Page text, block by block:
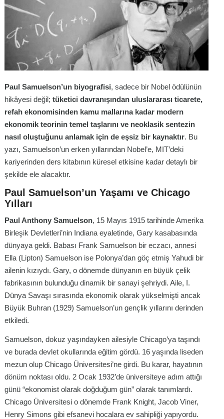
Paul Samuelson’un biyografisi, sadece bir Nobel ödülünün
hikâyesi değil; tüketici davranışından uluslararası ticarete,
refah ekonomisinden kamu mallarına kadar modern
ekonomik teorinin temel taşlarını ve neoklasik sentezin
nasıl oluştuğunu anlamak için de eşsiz bir kaynaktır. Bu
yazı, Samuelson’un erken yıllarından Nobel’e, MIT’deki
kariyerinden ders kitabının küresel etkisine kadar detaylı bir
şekilde ele alacaktır.
Paul Samuelson’un Yaşamı ve Chicago
Yılları
Paul Anthony Samuelson, 15 Mayıs 1915 tarihinde Amerika
Birleşik Devletleri’nin Indiana eyaletinde, Gary kasabasında
dünyaya geldi. Babası Frank Samuelson bir eczacı, annesi
Ella (Lipton) Samuelson ise Polonya’dan göç etmiş Yahudi bir
ailenin kızıydı. Gary, o dönemde dünyanın en büyük çelik
fabrikasının bulunduğu dinamik bir sanayi şehriydi. Aile, I.
Dünya Savaşı sırasında ekonomik olarak yükselmişti ancak
Büyük Buhran (1929) Samuelson’un gençlik yıllarını derinden
etkiledi.
Samuelson, dokuz yaşındayken ailesiyle Chicago’ya taşındı
ve burada devlet okullarında eğitim gördü. 16 yaşında liseden
mezun olup Chicago Üniversitesi’ne girdi. Bu karar, hayatının
dönüm noktası oldu. 2 Ocak 1932’de üniversiteye adım attığı
günü “ekonomist olarak doğduğum gün” olarak tanımlardı.
Chicago Üniversitesi o dönemde Frank Knight, Jacob Viner,
Henry Simons gibi efsanevi hocalara ev sahipliği yapıyordu.